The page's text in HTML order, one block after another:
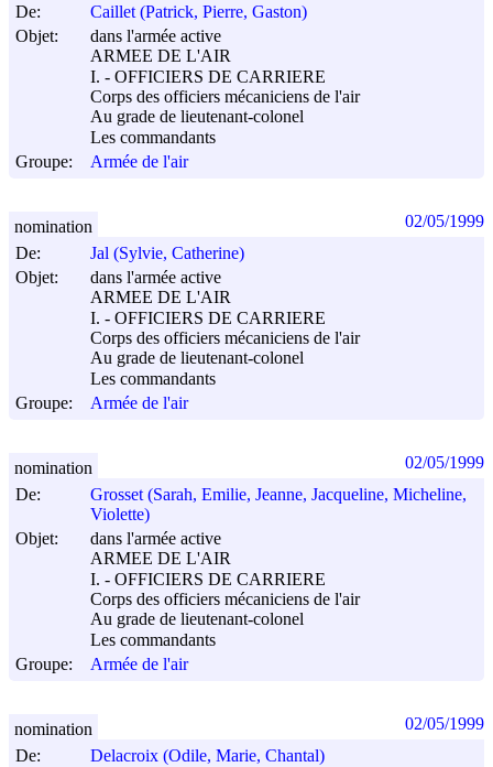
De:
Caillet (Patrick, Pierre, Gaston)
Objet:
dans l'armée active
ARMEE DE L'AIR
I. - OFFICIERS DE CARRIERE
Corps des officiers mécaniciens de l'air
Au grade de lieutenant-colonel
Les commandants
Groupe:
Armée de l'air
De:
Jal (Sylvie, Catherine)
Objet:
dans l'armée active
ARMEE DE L'AIR
I. - OFFICIERS DE CARRIERE
Corps des officiers mécaniciens de l'air
Au grade de lieutenant-colonel
Les commandants
Groupe:
Armée de l'air
nomination 02/05/1999
De:
Grosset (Sarah, Emilie, Jeanne, Jacqueline, Micheline,
Violette)
Objet:
dans l'armée active
ARMEE DE L'AIR
I. - OFFICIERS DE CARRIERE
Corps des officiers mécaniciens de l'air
Au grade de lieutenant-colonel
Les commandants
Groupe:
Armée de l'air
nomination 02/05/1999
De:
Delacroix (Odile, Marie, Chantal)
nomination 02/05/1999